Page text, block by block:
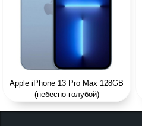
Apple iPhone 13 Pro Max 128GB
(небесно-голубой)